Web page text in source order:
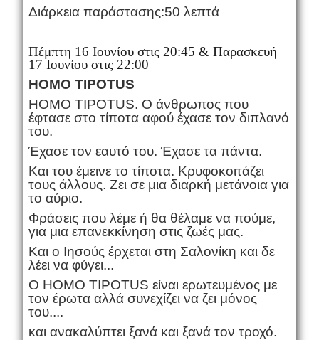
Διάρκεια παράστασης:50 λεπτά
Πέμπτη 16 Ιουνίου στις 20:45 & Παρασκευή
17 Ιουνίου στις 22:00
HOMO TIPOTUS
HOMO TIPOTUS. Ο άνθρωπος που
έφτασε στο τίποτα αφού έχασε τον διπλανό
του.
Έχασε τον εαυτό του. Έχασε τα πάντα.
Και του έμεινε το τίποτα. Κρυφοκοιτάζει
τους άλλους. Ζει σε μια διαρκή μετάνοια για
το αύριο.
Φράσεις που λέμε ή θα θέλαμε να πούμε,
για μια επανεκκίνηση στις ζωές μας.
Και ο Ιησούς έρχεται στη Σαλονίκη και δε
λέει να φύγει...
Ο HOMO TIPOTUS είναι ερωτευμένος με
τον έρωτα αλλά συνεχίζει να ζει μόνος
του....
και ανακαλύπτει ξανά και ξανά τον τροχό.